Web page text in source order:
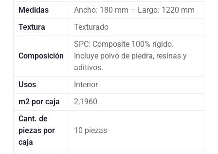
Medidas
Ancho: 180 mm – Largo: 1220 mm
Textura
Texturado
Composición
SPC: Composite 100% rígido.
Incluye polvo de piedra, resinas y
aditivos.
Usos
Interior
m2 por caja
2,1960
Cant. de
piezas por
caja
10 piezas